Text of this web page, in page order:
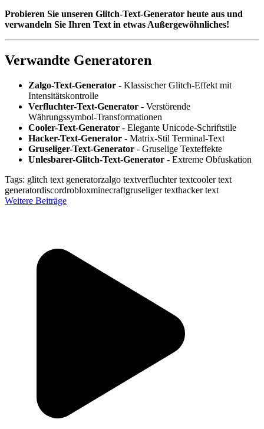
Probieren Sie unseren Glitch-Text-Generator heute aus und
verwandeln Sie Ihren Text in etwas Außergewöhnliches!
Verwandte Generatoren
Zalgo-Text-Generator - Klassischer Glitch-Effekt mit
Intensitätskontrolle
Verfluchter-Text-Generator - Verstörende
Währungssymbol-Transformationen
Cooler-Text-Generator - Elegante Unicode-Schriftstile
Hacker-Text-Generator - Matrix-Stil Terminal-Text
Gruseliger-Text-Generator - Gruselige Texteffekte
Unlesbarer-Glitch-Text-Generator - Extreme Obfuskation
Tags: glitch text generatorzalgo textverfluchter textcooler text
generatordiscordrobloxminecraftgruseliger texthacker text
Weitere Beiträge